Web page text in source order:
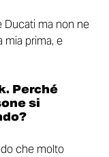
Ducati ma non ne
mia prima, e
Perché
si
che molto